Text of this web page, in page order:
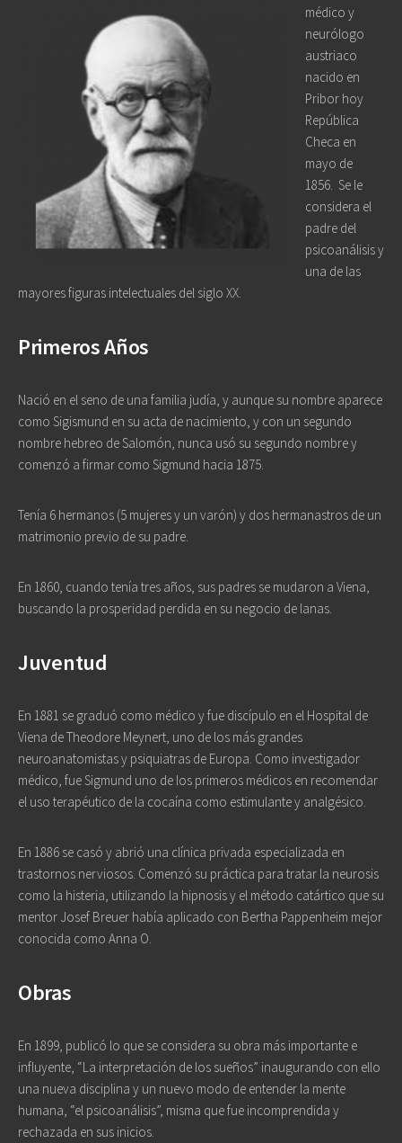
médico y
neurólogo
austriaco
nacido en
Pribor hoy
República
Checa en
mayo de
1856. Se le
considera el
padre del
psicoanálisis y
una de las
mayores figuras intelectuales del siglo XX.
Primeros Años
Nació en el seno de una familia judía, y aunque su nombre aparece
como Sigismund en su acta de nacimiento, y con un segundo
nombre hebreo de Salomón, nunca usó su segundo nombre y
comenzó a firmar como Sigmund hacia 1875.
Tenía 6 hermanos (5 mujeres y un varón) y dos hermanastros de un
matrimonio previo de su padre.
En 1860, cuando tenía tres años, sus padres se mudaron a Viena,
buscando la prosperidad perdida en su negocio de lanas.
Juventud
En 1881 se graduó como médico y fue discípulo en el Hospital de
Viena de Theodore Meynert, uno de los más grandes
neuroanatomistas y psiquiatras de Europa. Como investigador
médico, fue Sigmund uno de los primeros médicos en recomendar
el uso terapéutico de la cocaína como estimulante y analgésico.
En 1886 se casó y abrió una clínica privada especializada en
trastornos nerviosos. Comenzó su práctica para tratar la neurosis
como la histeria, utilizando la hipnosis y el método catártico que su
mentor Josef Breuer había aplicado con Bertha Pappenheim mejor
conocida como Anna O.
Obras
En 1899, publicó lo que se considera su obra más importante e
influyente, “La interpretación de los sueños” inaugurando con ello
una nueva disciplina y un nuevo modo de entender la mente
humana, “el psicoanálisis”, misma que fue incomprendida y
rechazada en sus inicios.